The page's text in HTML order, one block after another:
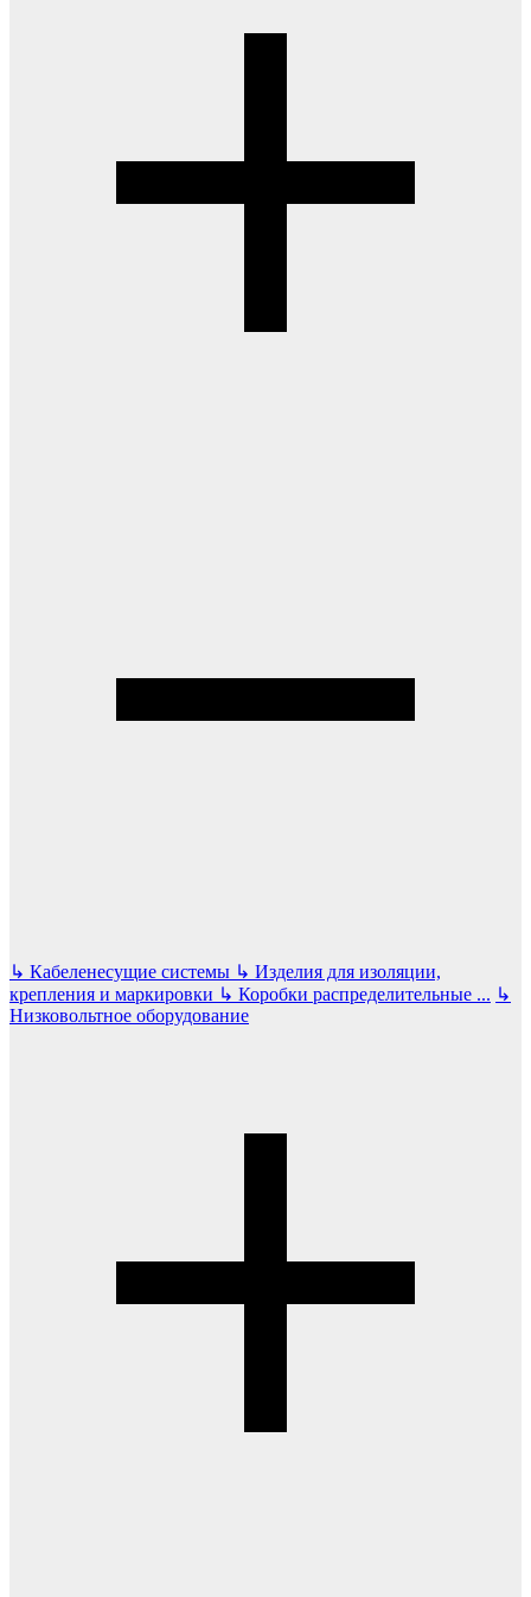
↳ Кабеленесущие системы ↳ Изделия для изоляции,
крепления и маркировки ↳ Коробки распределительные ... ↳
Низковольтное оборудование